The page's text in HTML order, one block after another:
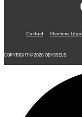
Contact Mentions
COPYRIGHT © 2026 ODYSSEUS